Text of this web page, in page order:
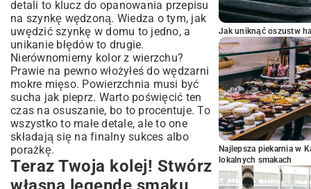
detali to klucz do opanowania przepisu
na szynkę wędzoną. Wiedza o tym, jak
uwędzić szynkę w domu to jedno, a
unikanie błędów to drugie.
Nierównomierny kolor z wierzchu?
Prawie na pewno włożyłeś do wędzarni
mokre mięso. Powierzchnia musi być
sucha jak pieprz. Warto poświęcić ten
czas na osuszanie, bo to procentuje. To
wszystko to małe detale, ale to one
składają się na finalny sukces albo
porażkę.
Teraz Twoja kolej! Stwórz
Jak uniknąć oszustw
Najlepsza piekarnia w
lokalnych smakach